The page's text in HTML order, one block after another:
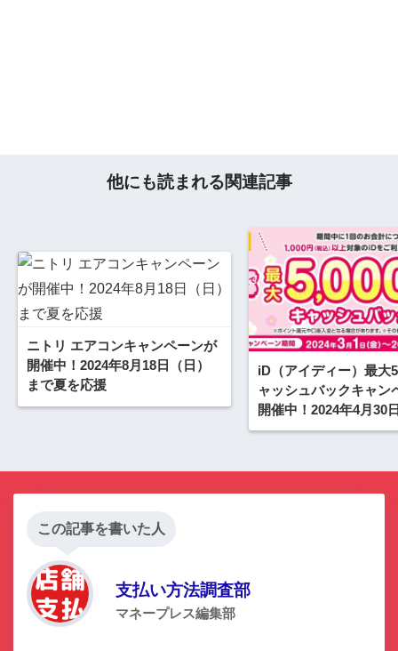
他にも読まれる関連記事
ニトリ エアコンキャンペーンが
開催中！2024年8月18日（日）
まで夏を応援
iD（アイディー）最大
ャッシュバックキャン
開催中！2024年4月30
まで
この記事を書いた人
支払い方法調査部
マネープレス編集部